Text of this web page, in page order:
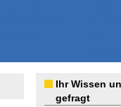
Ihr Wissen
gefragt